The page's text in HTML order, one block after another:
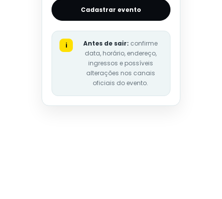
Cadastrar evento
i Antes de sair: confirme
data, horário, endereço,
ingressos e possíveis
alterações nos canais
oficiais do evento.